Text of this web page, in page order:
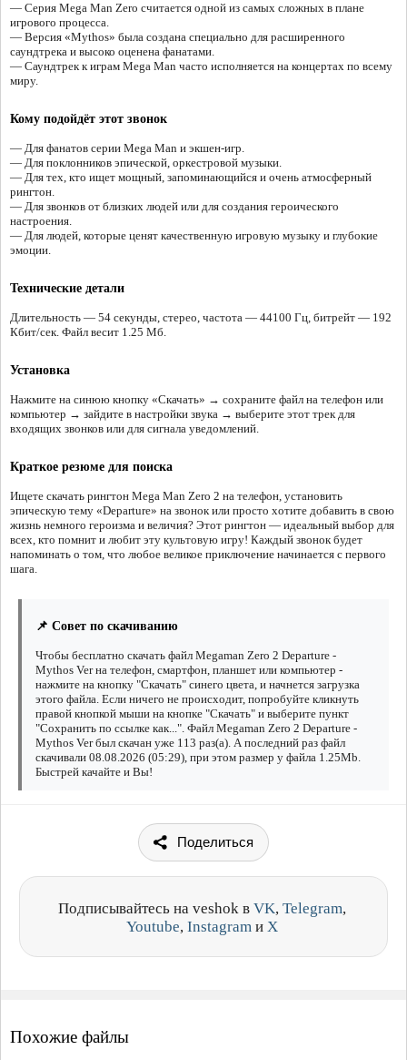
— Серия Mega Man Zero считается одной из самых сложных в плане
игрового процесса.
— Версия «Mythos» была создана специально для расширенного
саундтрека и высоко оценена фанатами.
— Саундтрек к играм Mega Man часто исполняется на концертах по всему
миру.
Кому подойдёт этот звонок
— Для фанатов серии Mega Man и экшен-игр.
— Для поклонников эпической, оркестровой музыки.
— Для тех, кто ищет мощный, запоминающийся и очень атмосферный
рингтон.
— Для звонков от близких людей или для создания героического
настроения.
— Для людей, которые ценят качественную игровую музыку и глубокие
эмоции.
Технические детали
Длительность — 54 секунды, стерео, частота — 44100 Гц, битрейт — 192
Кбит/сек. Файл весит 1.25 Мб.
Установка
Нажмите на синюю кнопку «Скачать» → сохраните файл на телефон или
компьютер → зайдите в настройки звука → выберите этот трек для
входящих звонков или для сигнала уведомлений.
Краткое резюме для поиска
Ищете скачать рингтон Mega Man Zero 2 на телефон, установить
эпическую тему «Departure» на звонок или просто хотите добавить в свою
жизнь немного героизма и величия? Этот рингтон — идеальный выбор для
всех, кто помнит и любит эту культовую игру! Каждый звонок будет
напоминать о том, что любое великое приключение начинается с первого
шага.
📌 Совет по скачиванию
Чтобы бесплатно скачать файл Megaman Zero 2 Departure -
Mythos Ver на телефон, смартфон, планшет или компьютер -
нажмите на кнопку "Скачать" синего цвета, и начнется загрузка
этого файла. Если ничего не происходит, попробуйте кликнуть
правой кнопкой мыши на кнопке "Скачать" и выберите пункт
"Сохранить по ссылке как...". Файл Megaman Zero 2 Departure -
Mythos Ver был скачан уже 113 раз(а). А последний раз файл
скачивали 08.08.2026 (05:29), при этом размер у файла 1.25Mb.
Быстрей качайте и Вы!
Поделиться
Подписывайтесь на veshok в VK, Telegram,
Youtube, Instagram и X
Похожие файлы